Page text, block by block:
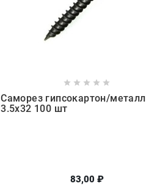
    
Саморез гипсокартон/металл
3.5х32 100 шт
83,00 ₽